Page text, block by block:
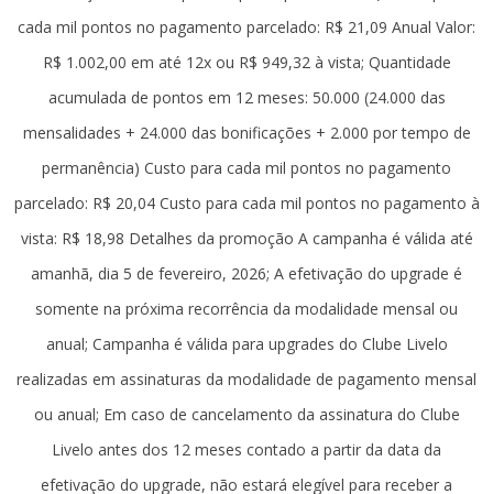
cada mil pontos no pagamento parcelado: R$ 21,09 Anual Valor:
R$ 1.002,00 em até 12x ou R$ 949,32 à vista; Quantidade
acumulada de pontos em 12 meses: 50.000 (24.000 das
mensalidades + 24.000 das bonificações + 2.000 por tempo de
permanência) Custo para cada mil pontos no pagamento
parcelado: R$ 20,04 Custo para cada mil pontos no pagamento à
vista: R$ 18,98 Detalhes da promoção A campanha é válida até
amanhã, dia 5 de fevereiro, 2026; A efetivação do upgrade é
somente na próxima recorrência da modalidade mensal ou
anual; Campanha é válida para upgrades do Clube Livelo
realizadas em assinaturas da modalidade de pagamento mensal
ou anual; Em caso de cancelamento da assinatura do Clube
Livelo antes dos 12 meses contado a partir da data da
efetivação do upgrade, não estará elegível para receber a